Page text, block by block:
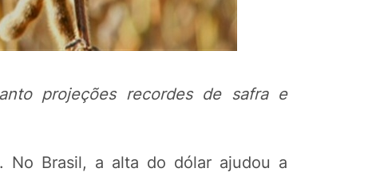
projeções recordes de safra e
No Brasil, a alta do dólar ajudou a